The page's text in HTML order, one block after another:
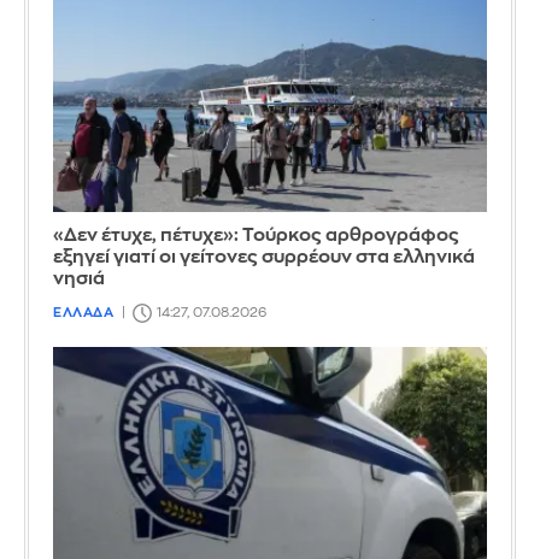
«Δεν έτυχε, πέτυχε»: Τούρκος αρθρογράφος
εξηγεί γιατί οι γείτονες συρρέουν στα ελληνικά
νησιά
ΕΛΛΑΔΑ 14:27, 07.08.2026